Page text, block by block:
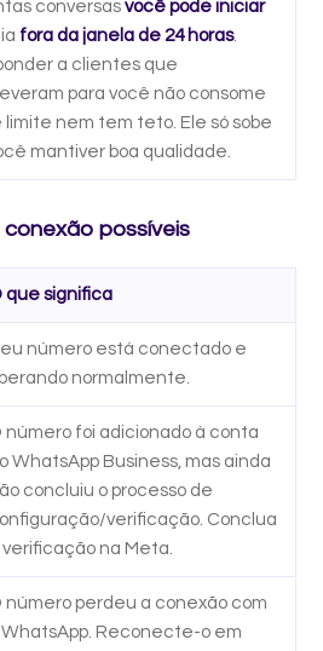
conversas você pode iniciar
fora da janela de 24 horas.
a clientes que
para você não consome
limite nem tem teto. Ele só sobe
mantiver boa qualidade.
possíveis
que significa
número está conectado e
normalmente.
número foi adicionado à conta
WhatsApp Business, mas ainda
concluiu o processo de
verificação. Conclua
verificação na Meta.
número perdeu a conexão com
WhatsApp. Reconecte-o em